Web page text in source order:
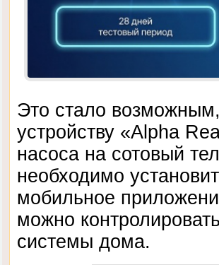
Это стало
устройству «Alpha
насоса на сотовый
необходимо
мобильное
можно
системы дома.